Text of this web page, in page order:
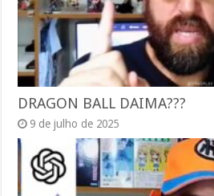
DRAGON BALL DAIMA???
9 de julho de 2025